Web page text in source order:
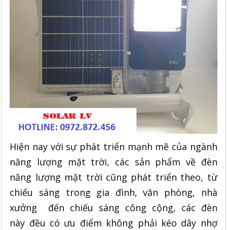
Hiện nay với sự phát triển mạnh mẽ của ngành
năng lượng mặt trời, các sản phẩm về đèn
năng lượng mặt trời cũng phát triển theo, từ
chiếu sáng trong gia đình, văn phòng, nhà
xưởng đến chiếu sáng công cộng, các đèn
này đều có ưu điểm không phải kéo dây nhợ